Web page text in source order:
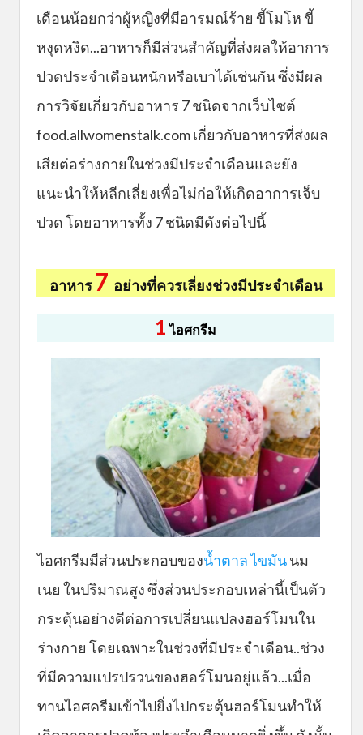
เดือนน้อยกว่าผู้หญิงที่มีอารมณ์ร้าย ขี้โมโห ขี้
หงุดหงิด...อาหารก็มีส่วนสำคัญที่ส่งผลให้อาการ
ปวดประจำเดือนหนักหรือเบาได้เช่นกัน ซึ่งมีผล
การวิจัยเกี่ยวกับอาหาร 7 ชนิดจากเว็บไซต์
food.allwomenstalk.com เกี่ยวกับอาหารที่ส่งผล
เสียต่อร่างกายในช่วงมีประจำเดือนและยัง
แนะนำให้หลีกเลี่ยงเพื่อไม่ก่อให้เกิดอาการเจ็บ
ปวด โดยอาหารทั้ง 7 ชนิดมีดังต่อไปนี้
อาหาร7 อย่างที่ควรเลี่ยงช่วงมีประจำเดือน
1 ไอศกรีม
ไอศกรีมมีส่วนประกอบของน้ำตาลไขมันนม
เนย ในปริมาณสูง ซึ่งส่วนประกอบเหล่านี้เป็นตัว
กระตุ้นอย่างดีต่อการเปลี่ยนแปลงฮอร์โมนใน
ร่างกาย โดยเฉพาะในช่วงที่มีประจำเดือน..ช่วง
ที่มีความแปรปรวนของฮอร์โมนอยู่แล้ว...เมื่อ
ทานไอศครีมเข้าไปยิ่งไปกระตุ้นฮอร์โมนทำให้